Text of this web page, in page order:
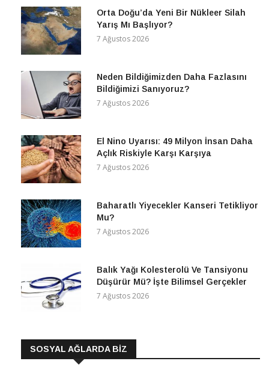
Orta Doğu’da Yeni Bir Nükleer Silah
Yarış Mı Başlıyor?
7 Ağustos 2026
Neden Bildiğimizden Daha Fazlasını
Bildiğimizi Sanıyoruz?
7 Ağustos 2026
El Nino Uyarısı: 49 Milyon İnsan Daha
Açlık Riskiyle Karşı Karşıya
7 Ağustos 2026
Baharatlı Yiyecekler Kanseri Tetikliyor
Mu?
7 Ağustos 2026
Balık Yağı Kolesterolü Ve Tansiyonu
Düşürür Mü? İşte Bilimsel Gerçekler
7 Ağustos 2026
SOSYAL AĞLARDA BİZ